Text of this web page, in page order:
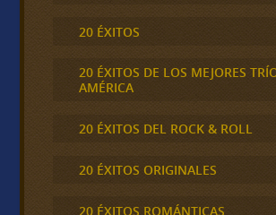
20 ÉXITOS
20 ÉXITOS DE LOS MEJORES
AMÉRICA
20 ÉXITOS DEL ROCK & ROLL
20 ÉXITOS ORIGINALES
20 ÉXITOS ROMÁNTICAS